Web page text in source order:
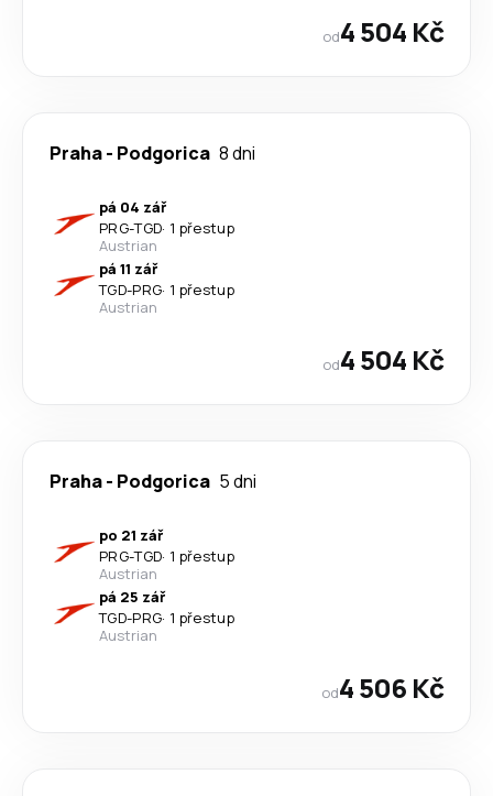
od4 504 Kč
Praha- Podgorica 8 dni
pá 04 zář
PRG-TGD· 1 přestup
Austrian
pá 11 zář
TGD-PRG· 1 přestup
Austrian
od4 504 Kč
Praha- Podgorica 5 dni
po 21 zář
PRG-TGD· 1 přestup
Austrian
pá 25 zář
TGD-PRG· 1 přestup
Austrian
od4 506 Kč